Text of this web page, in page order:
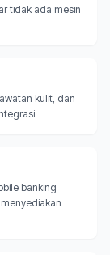
tidak ada mesin
kulit, dan
banking